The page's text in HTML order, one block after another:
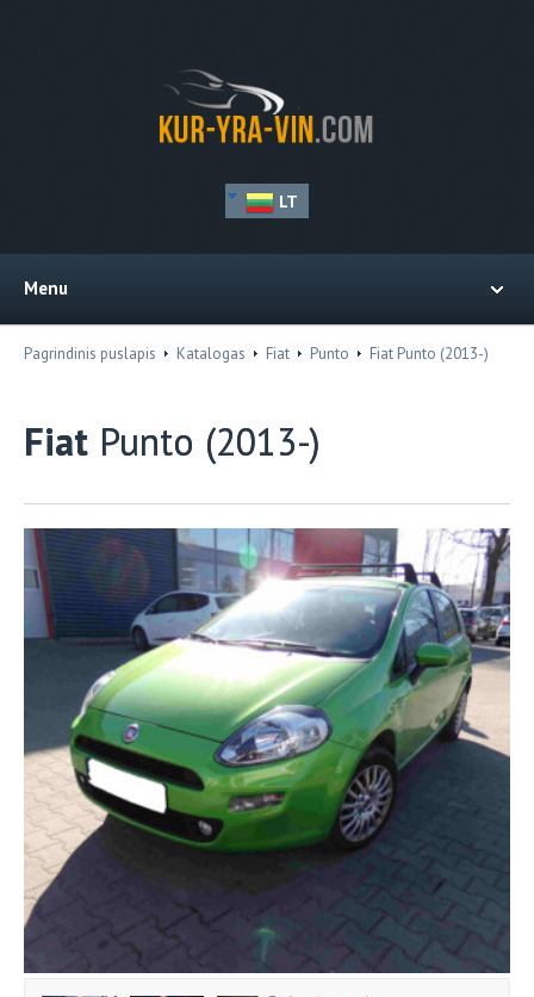
LT
Menu
Pagrindinis puslapis Katalogas Fiat Punto Fiat Punto (2013-)
Fiat Punto (2013-)